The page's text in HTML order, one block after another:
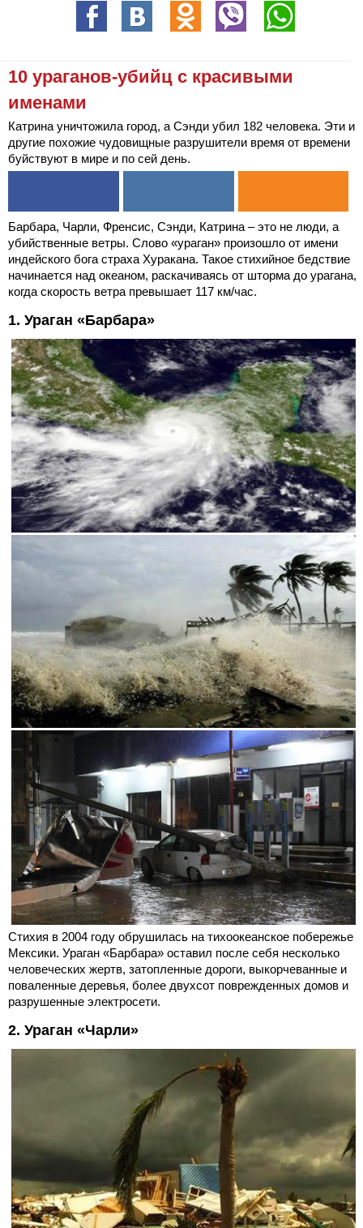
10 ураганов-убийц с красивыми
именами
Катрина уничтожила город, а Сэнди убил 182 человека. Эти и
другие похожие чудовищные разрушители время от времени
буйствуют в мире и по сей день.
Барбара, Чарли, Френсис, Сэнди, Катрина – это не люди, а
убийственные ветры. Слово «ураган» произошло от имени
индейского бога страха Хуракана. Такое стихийное бедствие
начинается над океаном, раскачиваясь от шторма до урагана,
когда скорость ветра превышает 117 км/час.
1. Ураган «Барбара»
Стихия в 2004 году обрушилась на тихоокеанское побережье
Мексики. Ураган «Барбара» оставил после себя несколько
человеческих жертв, затопленные дороги, выкорчеванные и
поваленные деревья, более двухсот поврежденных домов и
разрушенные электросети.
2. Ураган «Чарли»